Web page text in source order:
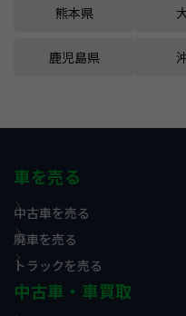
熊本県
鹿児島県
車を売る
中古車を売る
廃車を売る
トラックを売る
中古車・車買取